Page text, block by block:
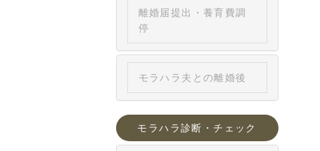
離婚届提出・養育費調
停
モラハラ夫との離婚後
モラハラ診断・チェック